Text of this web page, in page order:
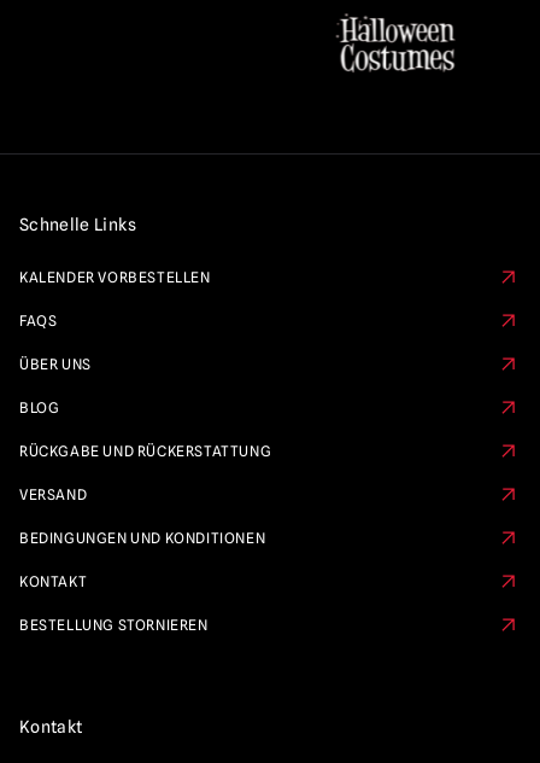
Schnelle Links
KALENDER VORBESTELLEN
FAQS
ÜBER UNS
BLOG
RÜCKGABE UND RÜCKERSTATTUNG
VERSAND
BEDINGUNGEN UND KONDITIONEN
KONTAKT
BESTELLUNG STORNIEREN
Kontakt